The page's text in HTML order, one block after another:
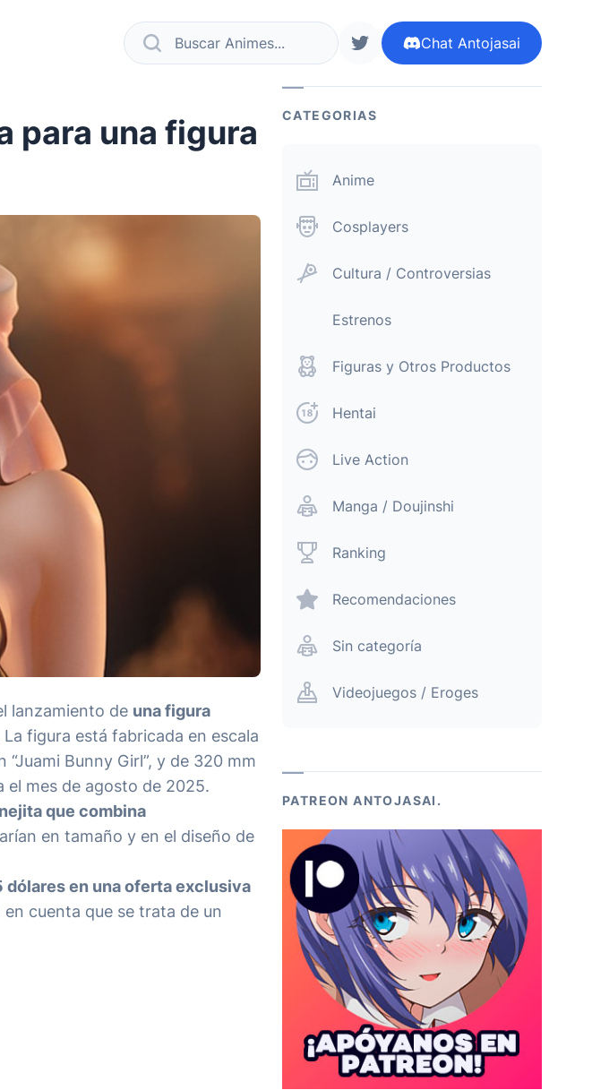
buscar ahora siguenos en twitter
Chat Antojasai
para una figura
lanzamiento de una figura
La figura está fabricada en escala
Bunny Girl”, y de 320 mm
el mes de agosto de 2025.
que combina
en tamaño y en el diseño de
dólares en una oferta exclusiva
cuenta que se trata de un
CATEGORIAS
Anime
Cosplayers
Cultura / Controversias
Estrenos
Figuras y Otros Productos
Hentai
Live Action
Manga / Doujinshi
Ranking
Recomendaciones
Sin categoría
Videojuegos / Eroges
PATREON ANTOJASAI.